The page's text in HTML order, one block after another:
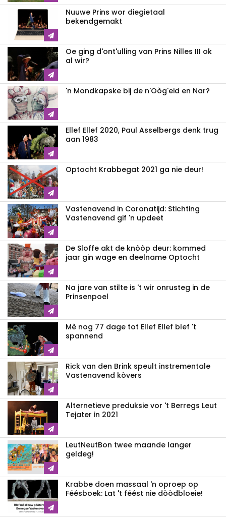
Nuuwe Prins wor diegietaal
bekendgemakt
Oe ging d'ont'ulling van Prins Nilles III ok
al wir?
'n Mondkapske bij de n'Oòg'eid en Nar?
Ellef Ellef 2020, Paul Asselbergs denk trug
aan 1983
Optocht Krabbegat 2021 ga nie deur!
Vastenavend in Coronatijd: Stichting
Vastenavend gif 'n updeet
De Sloffe akt de knòòp deur: kommed
jaar gin wage en deelname Optocht
Na jare van stilte is 't wir onrusteg in de
Prinsenpoel
Mè nog 77 dage tot Ellef Ellef blef 't
spannend
Rick van den Brink speult instrementale
Vastenavend kòvers
Alternetieve preduksie vor 't Berregs Leut
Tejater in 2021
LeutNeutBon twee maande langer
geldeg!
Krabbe doen massaal 'n oproep op
Féésboek: Lat 't féést nie dòòdbloeie!